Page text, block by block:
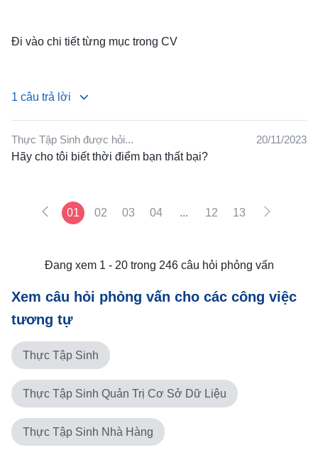
Đi vào chi tiết từng mục trong CV
1 câu trả lời
↳ Chỉ cần đi qua câu hỏi sơ yếu lý lịch cơ bản
Thực Tập Sinh được hỏi...
20/11/2023
Hãy cho tôi biết thời điểm bạn thất bại?
01 02 03 04 ... 12 13
Đang xem 1 - 20 trong 246 câu hỏi phỏng vấn
Xem câu hỏi phỏng vấn cho các công việc
tương tự
Thực Tập Sinh
Thực Tập Sinh Quản Trị Cơ Sở Dữ Liệu
Thực Tập Sinh Nhà Hàng